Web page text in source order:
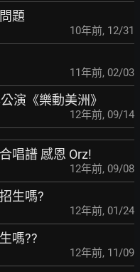
題
10年前, 12/31
11年前, 02/03
演《樂動美洲》
12年前, 09/14
唱譜 感恩 Orz!
12年前, 09/08
生嗎?
12年前, 01/24
嗎??
12年前, 11/09